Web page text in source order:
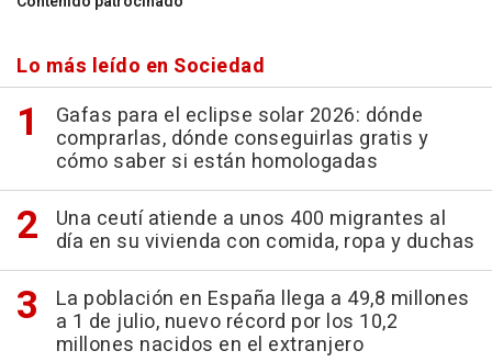
Lo más leído en Sociedad
Gafas para el eclipse solar 2026: dónde
comprarlas, dónde conseguirlas gratis y
cómo saber si están homologadas
Una ceutí atiende a unos 400 migrantes al
día en su vivienda con comida, ropa y duchas
La población en España llega a 49,8 millones
a 1 de julio, nuevo récord por los 10,2
millones nacidos en el extranjero